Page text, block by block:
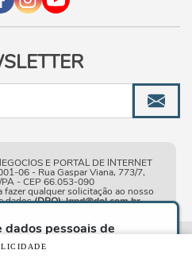
dados pessoais de
Termos de Uso e Política
navegando neste
E PORTAL DE INTERNET
06 - Rua Gaspar Viana, 773/7,
- CEP 66.053-090
fazer qualquer solicitação ao nosso
dados(DPO):lgpd@dol.com.br.
2010-2026 DOL - Diário